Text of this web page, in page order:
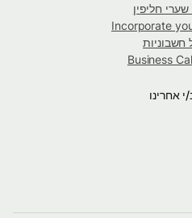
חליפין
Incorporate
Business